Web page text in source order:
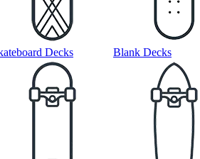
Decks Blank Decks